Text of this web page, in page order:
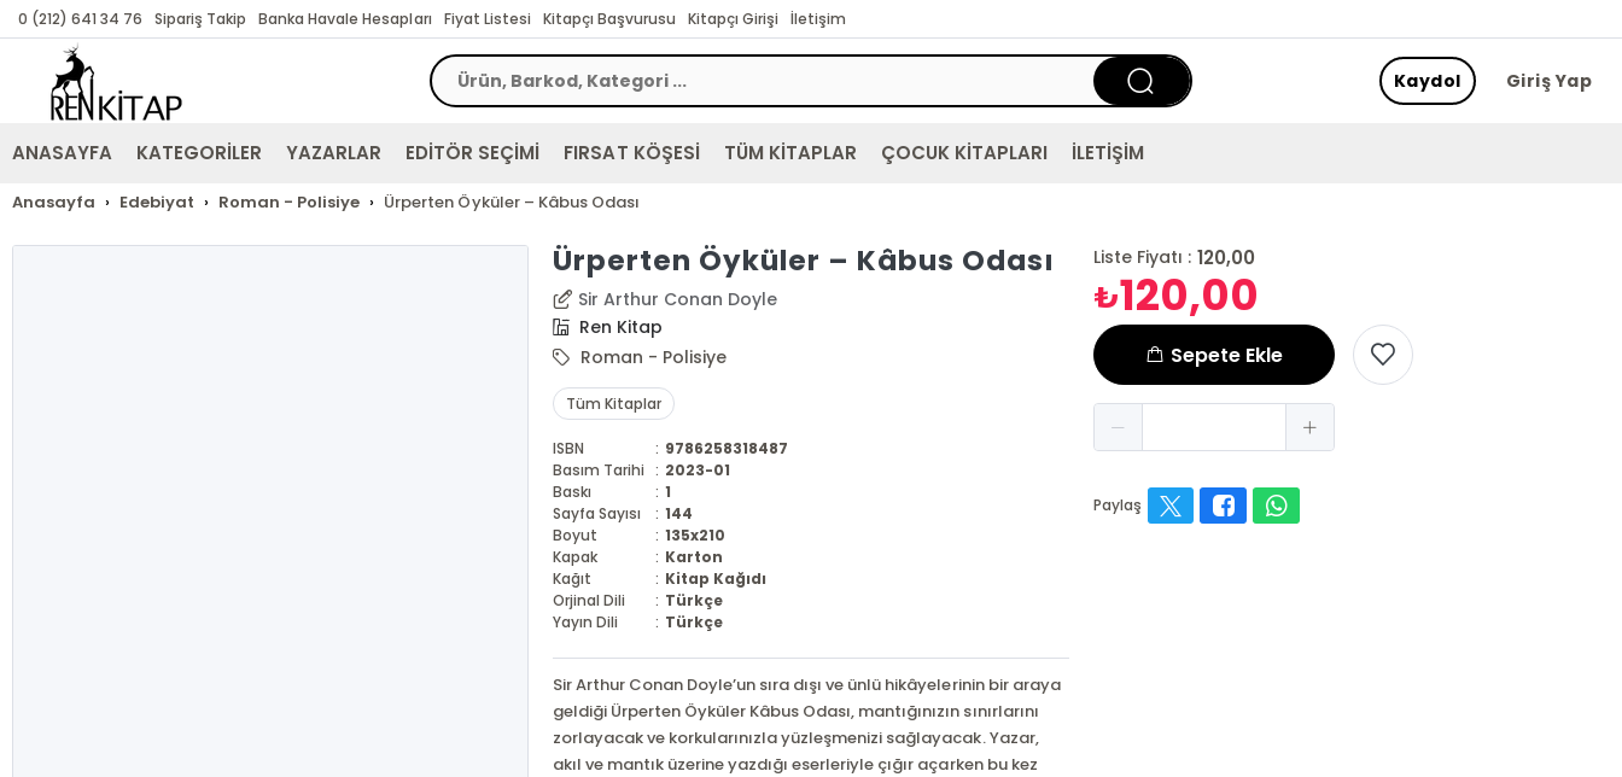
0 (212) 641 34 76 Sipariş Takip Banka Havale Hesapları Fiyat Listesi Kitapçı Başvurusu Kitapçı Girişi İletişim
Giriş Yap
Kaydol
ANASAYFA KATEGORİLER YAZARLAR EDİTÖR SEÇİMİ FIRSAT KÖŞESİ TÜM KİTAPLAR ÇOCUK KİTAPLARI İLETİŞİM
Anasayfa Edebiyat Roman - Polisiye Ürperten Öyküler – Kâbus Odası
Ürperten Öyküler – Kâbus Odası
Sir Arthur Conan Doyle
Ren Kitap
Roman - Polisiye
Tüm Kitaplar
ISBN : 9786258318487
Basım Tarihi : 2023-01
Baskı
: 1
Sayfa Sayısı
: 144
Boyut
: 135x210
Kapak
: Karton
Kağıt
: Kitap Kağıdı
Orjinal Dili
: Türkçe
Yayın Dili
: Türkçe
Sir Arthur Conan Doyle’un sıra dışı ve ünlü hikâyelerinin bir araya
geldiği Ürperten Öyküler Kâbus Odası, mantığınızın sınırlarını
zorlayacak ve korkularınızla yüzleşmenizi sağlayacak. Yazar,
akıl ve mantık üzerine yazdığı eserleriyle çığır açarken bu kez
Liste Fiyatı : 120,00
₺120,00
Sepete Ekle
Paylaş